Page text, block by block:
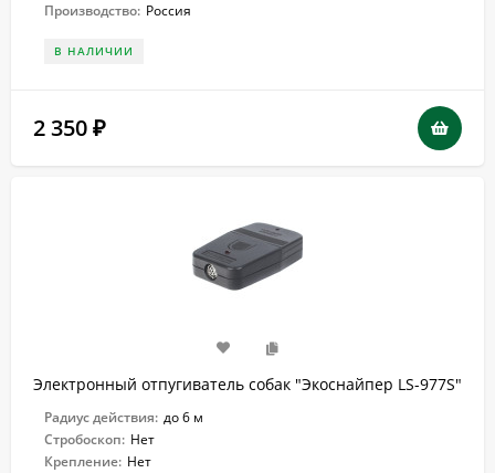
Производство: Россия
В НАЛИЧИИ
2 350 ₽
Электронный отпугиватель собак "Экоснайпер LS-977S"
Радиус действия: до 6 м
Стробоскоп: Нет
Крепление: Нет